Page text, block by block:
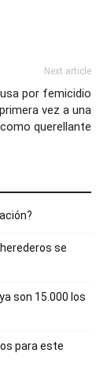
Next article
por femicidio
vez a una
querellante
se
son 15.000 los
para este